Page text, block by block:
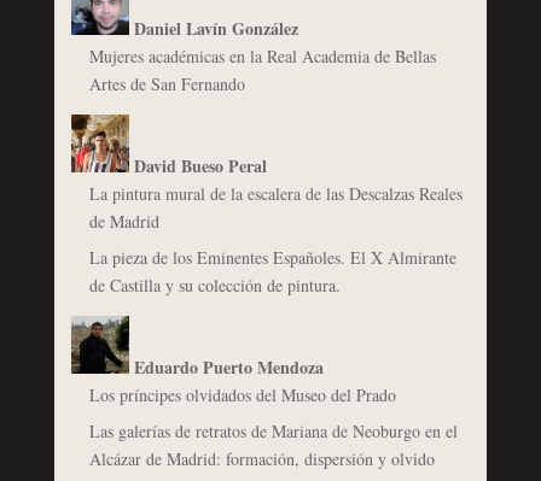
Daniel Lavín González
Mujeres académicas en la Real Academia de Bellas
Artes de San Fernando
David Bueso Peral
La pintura mural de la escalera de las Descalzas Reales
de Madrid
La pieza de los Eminentes Españoles. El X Almirante
de Castilla y su colección de pintura.
Eduardo Puerto Mendoza
Los príncipes olvidados del Museo del Prado
Las galerías de retratos de Mariana de Neoburgo en el
Alcázar de Madrid: formación, dispersión y olvido